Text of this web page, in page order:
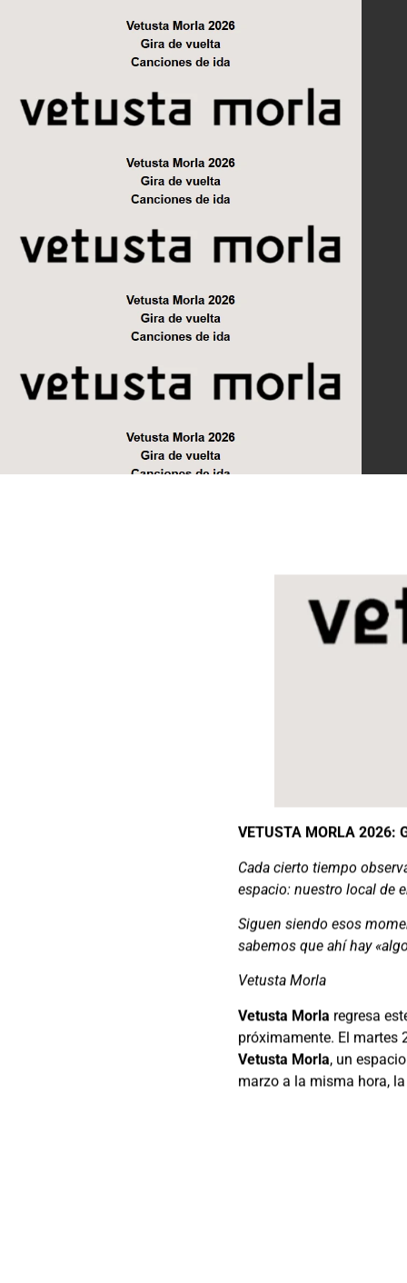
VETUSTA MORLA 2026:
Cada cierto tiempo
espacio: nuestro local de
Siguen siendo esos
sabemos que ahí hay
Vetusta Morla
Vetusta Morla regresa
próximamente. El martes
Vetusta Morla, un
marzo a la misma hora,